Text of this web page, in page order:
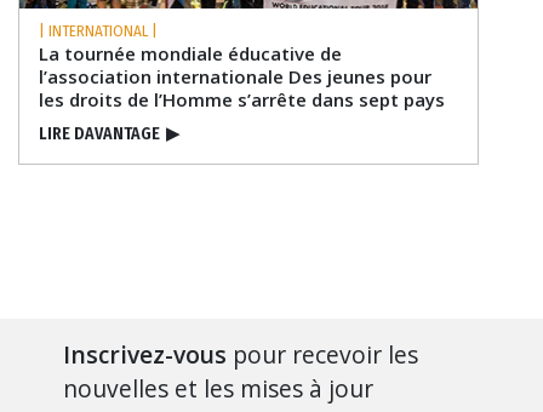
| INTERNATIONAL |
La tournée mondiale éducative de
l’association internationale Des jeunes pour
les droits de l’Homme s’arrête dans sept pays
LIRE DAVANTAGE ▶
Inscrivez-vous pour recevoir les
nouvelles et les mises à jour